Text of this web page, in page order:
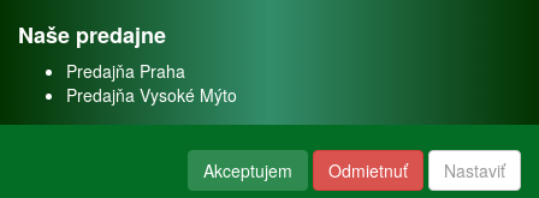
Naše predajne
Predajňa Praha
Predajňa Vysoké Mýto
Akceptujem Odmietnuť Nastaviť